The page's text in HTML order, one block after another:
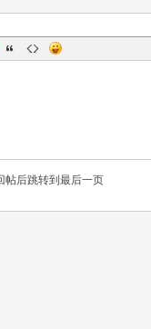
帖后跳转到最后一页